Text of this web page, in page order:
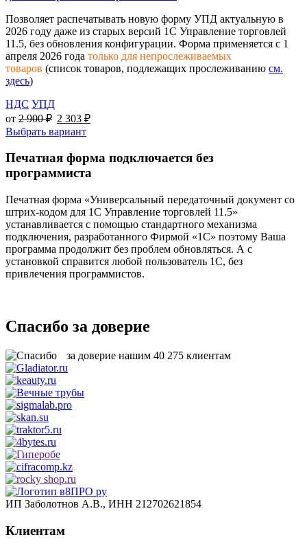
Позволяет распечатывать новую форму УПД актуальную в
2026 году даже из старых версий 1С Управление торговлей
11.5, без обновления конфигурации. Форма применяется с 1
апреля 2026 года только для непрослеживаемых
товаров (список товаров, подлежащих прослеживанию см.
здесь)
НДС УПД
от 2 900₽ 2 303 ₽
Выбрать вариант
Печатная форма подключается без
программиста
Печатная форма «Универсальный передаточный документ со
штрих-кодом для 1С Управление торговлей 11.5»
устанавливается с помощью стандартного механизма
подключения, разработанного Фирмой «1С» поэтому Ваша
программа продолжит без проблем обновляться. А с
установкой справится любой пользователь 1С, без
привлечения программистов.
Спасибо за доверие
за доверие нашим 40 275 клиентам
ИП Заболотнов А.В., ИНН 212702621854
Клиентам